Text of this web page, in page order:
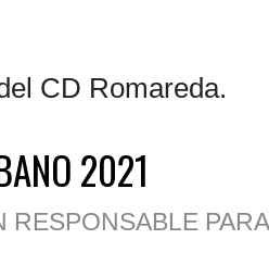
CD Romareda.
2021
RESPONSABLE